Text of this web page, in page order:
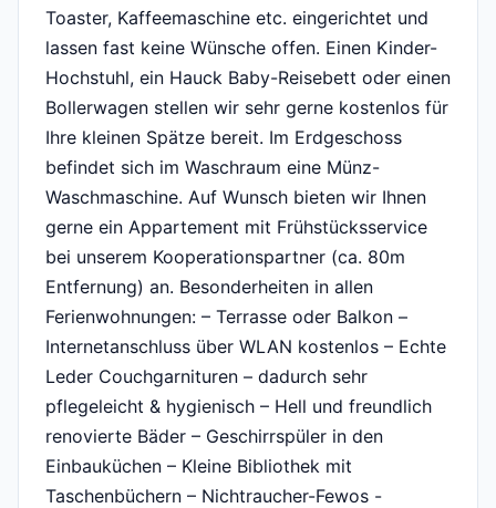
Toaster, Kaffeemaschine etc. eingerichtet und
lassen fast keine Wünsche offen. Einen Kinder-
Hochstuhl, ein Hauck Baby-Reisebett oder einen
Bollerwagen stellen wir sehr gerne kostenlos für
Ihre kleinen Spätze bereit. Im Erdgeschoss
befindet sich im Waschraum eine Münz-
Waschmaschine. Auf Wunsch bieten wir Ihnen
gerne ein Appartement mit Frühstücksservice
bei unserem Kooperationspartner (ca. 80m
Entfernung) an. Besonderheiten in allen
Ferienwohnungen: – Terrasse oder Balkon –
Internetanschluss über WLAN kostenlos – Echte
Leder Couchgarnituren – dadurch sehr
pflegeleicht & hygienisch – Hell und freundlich
renovierte Bäder – Geschirrspüler in den
Einbauküchen – Kleine Bibliothek mit
Taschenbüchern – Nichtraucher-Fewos -